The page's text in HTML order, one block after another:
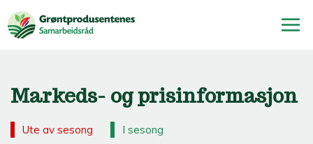
Markeds- og prisinformasjon
Ute av sesong I sesong